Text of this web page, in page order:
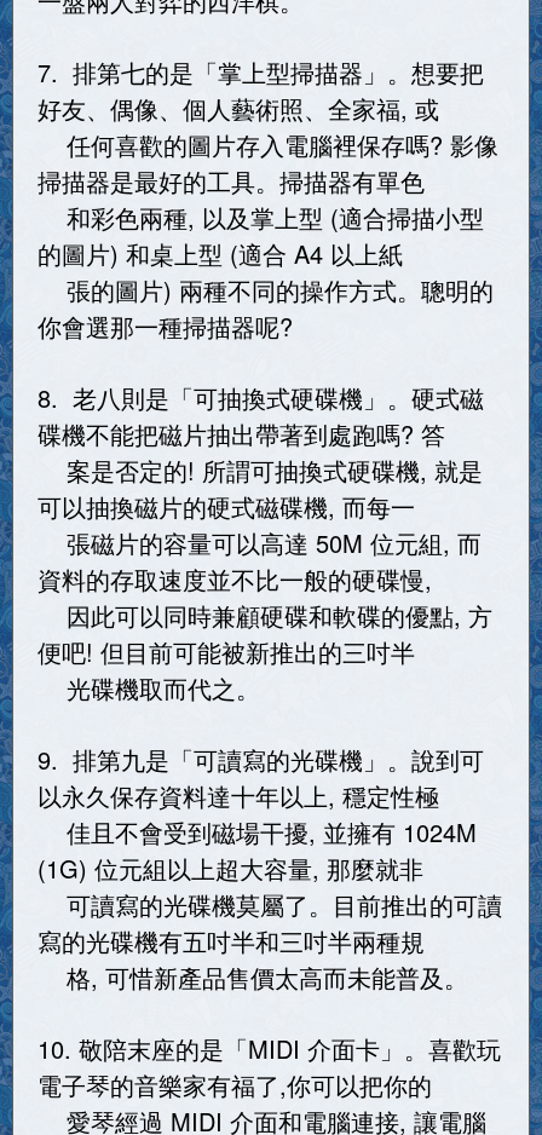
7. 排第七的是「掌上型掃描器」。想要把
好友、偶像、個人藝術照、全家福, 或
任何喜歡的圖片存入電腦裡保存嗎? 影像
掃描器是最好的工具。掃描器有單色
和彩色兩種, 以及掌上型 (適合掃描小型
的圖片) 和桌上型 (適合 A4 以上紙
張的圖片) 兩種不同的操作方式。聰明的
你會選那一種掃描器呢?
8. 老八則是「可抽換式硬碟機」。硬式磁
碟機不能把磁片抽出帶著到處跑嗎? 答
案是否定的! 所謂可抽換式硬碟機, 就是
可以抽換磁片的硬式磁碟機, 而每一
張磁片的容量可以高達 50M 位元組, 而
資料的存取速度並不比一般的硬碟慢,
因此可以同時兼顧硬碟和軟碟的優點, 方
便吧! 但目前可能被新推出的三吋半
光碟機取而代之。
9. 排第九是「可讀寫的光碟機」。說到可
以永久保存資料達十年以上, 穩定性極
佳且不會受到磁場干擾, 並擁有 1024M
(1G) 位元組以上超大容量, 那麼就非
可讀寫的光碟機莫屬了。目前推出的可讀
寫的光碟機有五吋半和三吋半兩種規
格, 可惜新產品售價太高而未能普及。
10. 敬陪末座的是「MIDI 介面卡」。喜歡玩
電子琴的音樂家有福了,你可以把你的
愛琴經過 MIDI 介面和電腦連接, 讓電腦